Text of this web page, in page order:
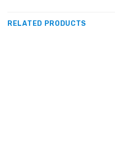
RELATED PRODUCTS